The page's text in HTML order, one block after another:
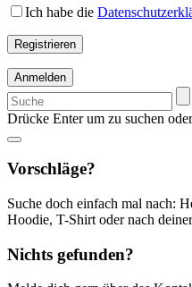
Ich habe die
Registrieren
Anmelden
Suchen
nach:
Drücke Enter um zu suchen
Vorschläge?
Suche doch einfach mal nach:
Hoodie, T-Shirt oder nach
Nichts gefunden?